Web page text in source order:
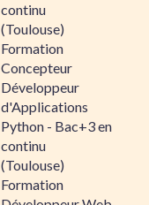
continu
(Toulouse)
Formation
Concepteur
Développeur
d'Applications
Python - Bac+3 en
continu
(Toulouse)
Formation